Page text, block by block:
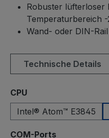
Robuster lüfterloser
Temperaturbereich -
Wand- oder DIN-
Technische Details
CPUauswählen
Intel® Atom™ E3845
COM-Portsauswählen